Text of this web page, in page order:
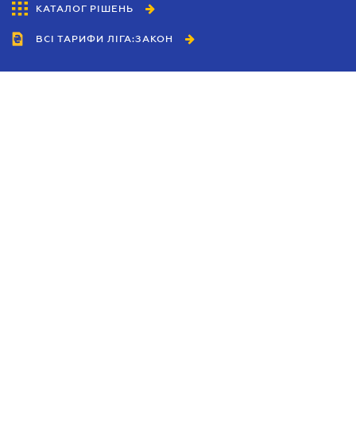
КАТАЛОГ РІШЕНЬ
ВСІ ТАРИФИ ЛІГА:ЗАКОН